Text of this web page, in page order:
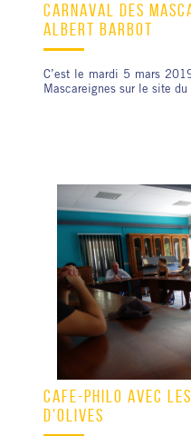
CARNAVAL DES
ALBERT BARBOT
C’est le mardi 5 mars
Mascareignes sur le site
CAFÉ-PHILO AVEC
D’OLIVES